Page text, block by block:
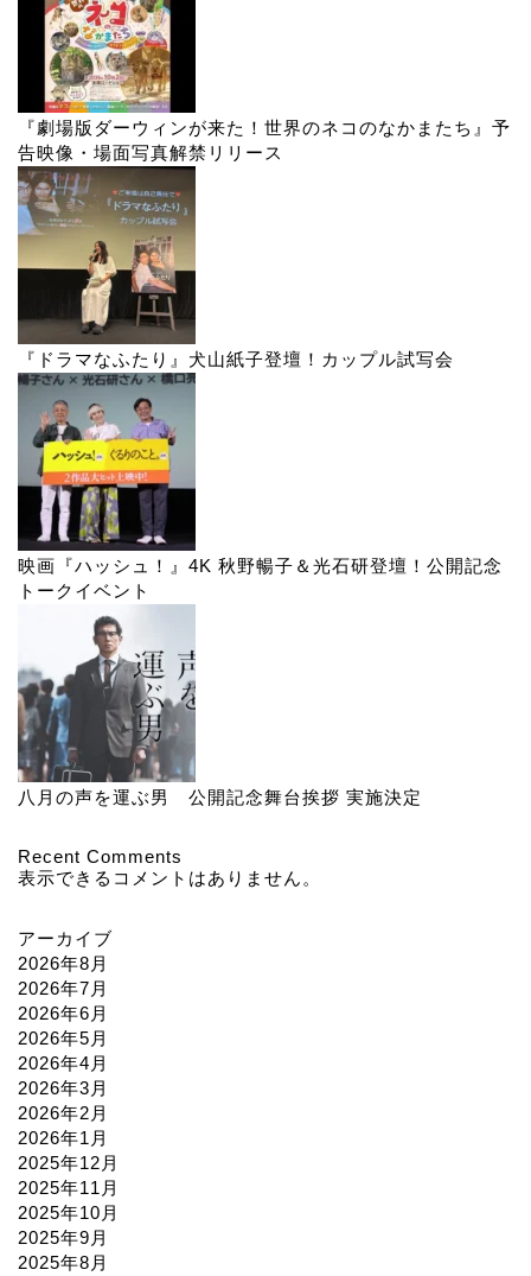
『劇場版ダーウィンが来た！世界のネコのなかまたち』予
告映像・場面写真解禁リリース
『ドラマなふたり』犬山紙子登壇！カップル試写会
映画『ハッシュ！』4K 秋野暢子＆光石研登壇！公開記念
トークイベント
八月の声を運ぶ男 公開記念舞台挨拶 実施決定
Recent Comments
表示できるコメントはありません。
アーカイブ
2026年8月
2026年7月
2026年6月
2026年5月
2026年4月
2026年3月
2026年2月
2026年1月
2025年12月
2025年11月
2025年10月
2025年9月
2025年8月